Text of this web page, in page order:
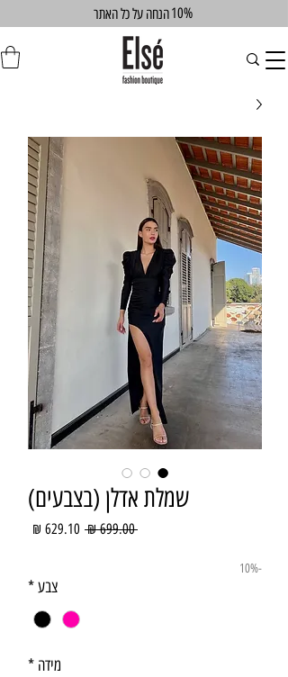
הנחה על כל האתר10%
שמלת אדלן (בצבעים)
‏699.00 ‏₪
מחיר
-10%
צבע*
מידה *